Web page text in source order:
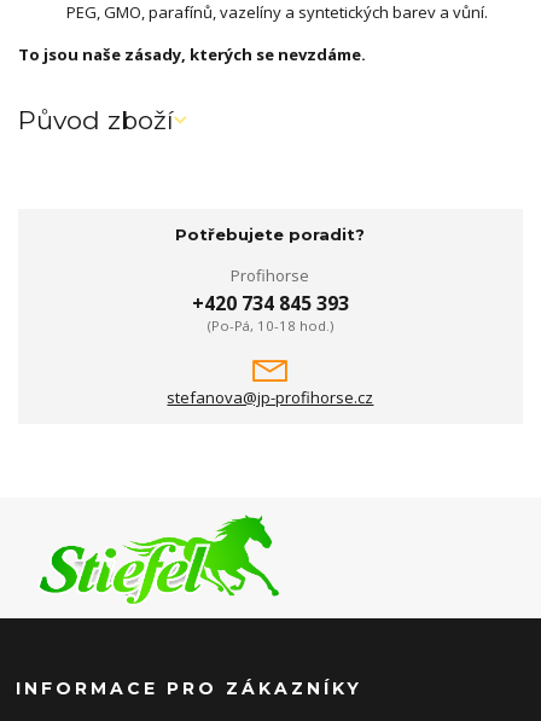
PEG, GMO, parafínů, vazelíny a syntetických barev a vůní.
To jsou naše zásady, kterých se nevzdáme.
Původ zboží
Potřebujete poradit?
Profihorse
+420 734 845 393
(Po-Pá, 10-18 hod.)
stefanova@jp-profihorse.cz
INFORMACE PRO ZÁKAZNÍKY